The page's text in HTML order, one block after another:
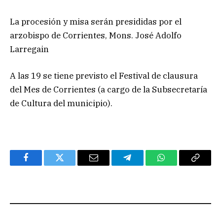
La procesión y misa serán presididas por el
arzobispo de Corrientes, Mons. José Adolfo
Larregain
A las 19 se tiene previsto el Festival de clausura
del Mes de Corrientes (a cargo de la Subsecretaría
de Cultura del municipio).
FacebookTwitter Email TelegramWhatsAppCopy